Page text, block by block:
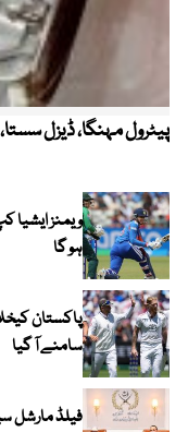
پیٹرول مہنگا، ڈیزل
ہو گا
سامنے آ گیا
فیلڈ مارشل